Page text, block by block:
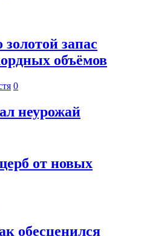
запас
объёмов
0
неурожай
от новых
обесценился